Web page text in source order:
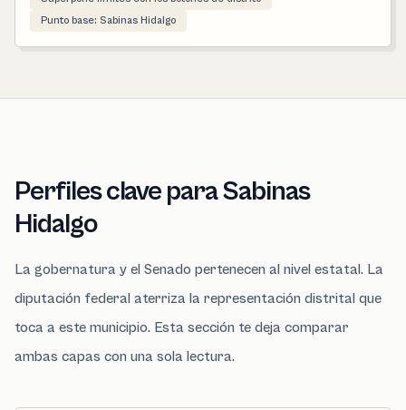
Punto base: Sabinas Hidalgo
Perfiles clave para Sabinas
Hidalgo
La gobernatura y el Senado pertenecen al nivel estatal. La
diputación federal aterriza la representación distrital que
toca a este municipio. Esta sección te deja comparar
ambas capas con una sola lectura.